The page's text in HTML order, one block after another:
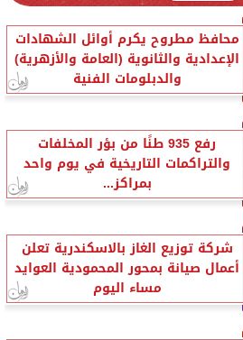
محافظ مطروح يكرم أوائل الشهادات
الإعدادية والثانوية (العامة والأزهرية)
والدبلومات الفنية
رفع 935 طنًا من بؤر المخلفات
والتراكمات التاريخية في يوم واحد
بمراكز...
شركة توزيع الغاز بالاسكندرية تعلن
أعمال صيانة بمحور المحمودية العوايد
مساء اليوم